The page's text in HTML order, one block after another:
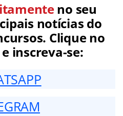
no seu
notícias do
Clique no
inscreva-se: